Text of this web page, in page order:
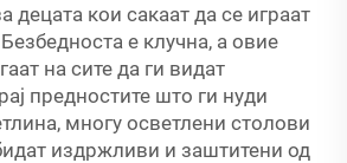
децата кои сакаат да се играат
е клучна, а овие
на сите да ги видат
предностите што ги нуди
многу осветлени столови
издржливи и заштитени од